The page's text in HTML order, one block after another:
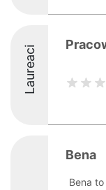
Laureaci
Bena
Bena